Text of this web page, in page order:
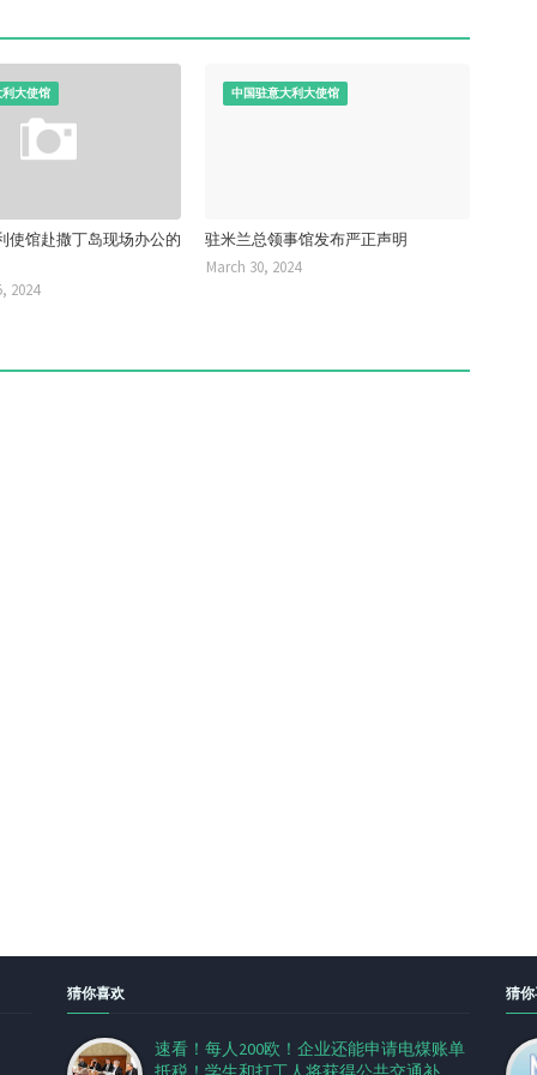
大使馆
使馆赴撒丁岛现场办公的
2024
中国驻意大利大使馆
驻米兰总领事馆发布严正声明
March 30, 2024
猜你喜欢
速看！每人200欧！企业还能申请电煤账单
猜